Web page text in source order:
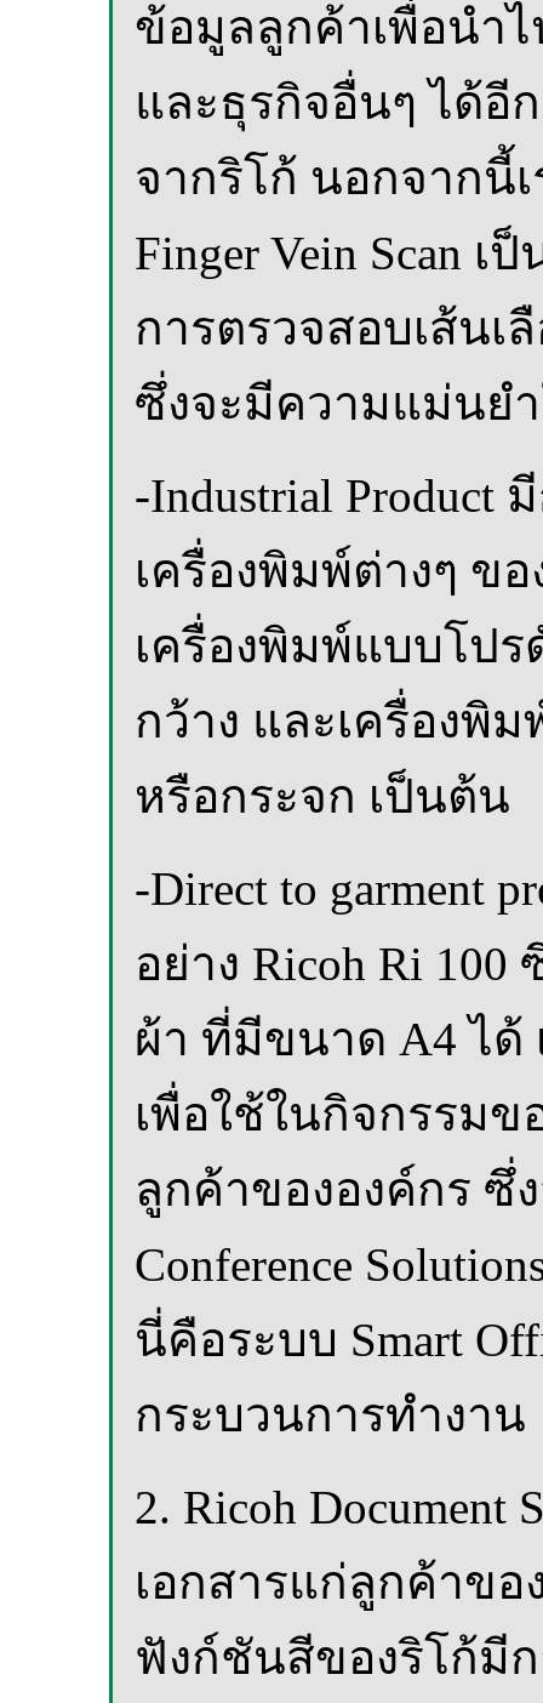
ข้อมูลลูกค้าเพื่อนำ
และธุรกิจอื่นๆ ได้อีก
จากริโก้ นอกจากนี้
Finger Vein Scan
การตรวจสอบเส้น
ซึ่งจะมีความแม่นย
-Industrial
เครื่องพิมพ์ต่างๆ ข
เครื่องพิมพ์แบบโป
กว้าง และเครื่องพิ
หรือกระจก เป็นต้น
-Direct to garment
อย่าง Ricoh Ri
ผ้า ที่มีขนาด A4 ได้
เพื่อใช้ในกิจกรรม
ลูกค้าขององค์กร ซึ่
Conference
นี่คือระบบ Smart
กระบวนการทำงาน
2. Ricoh
เอกสารแก่ลูกค้าข
ฟังก์ชันสีของริโก้มี